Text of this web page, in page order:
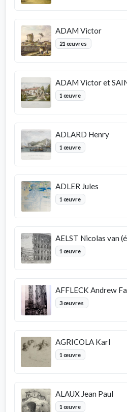
ADAM Victor
21 œuvres
ADAM Victor et
1 œuvre
ADLARD Henry
1 œuvre
ADLER Jules
1 œuvre
AELST Nicolas van
1 œuvre
AFFLECK Andrew
3 œuvres
AGRICOLA Karl
1 œuvre
ALAUX Jean Paul
1 œuvre